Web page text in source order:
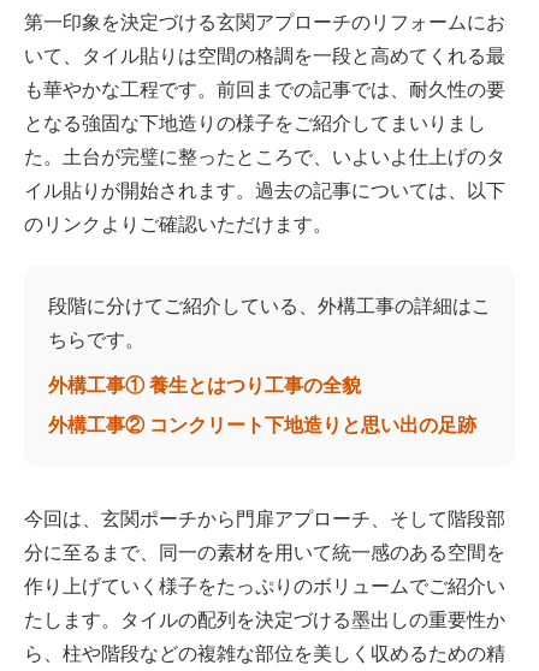
第一印象を決定づける玄関アプローチのリフォームにお
いて、タイル貼りは空間の格調を一段と高めてくれる最
も華やかな工程です。前回までの記事では、耐久性の要
となる強固な下地造りの様子をご紹介してまいりまし
た。土台が完璧に整ったところで、いよいよ仕上げのタ
イル貼りが開始されます。過去の記事については、以下
のリンクよりご確認いただけます。
段階に分けてご紹介している、外構工事の詳細はこ
ちらです。
外構工事① 養生とはつり工事の全貌
外構工事② コンクリート下地造りと思い出の足跡
今回は、玄関ポーチから門扉アプローチ、そして階段部
分に至るまで、同一の素材を用いて統一感のある空間を
作り上げていく様子をたっぷりのボリュームでご紹介い
たします。タイルの配列を決定づける墨出しの重要性か
ら、柱や階段などの複雑な部位を美しく収めるための精